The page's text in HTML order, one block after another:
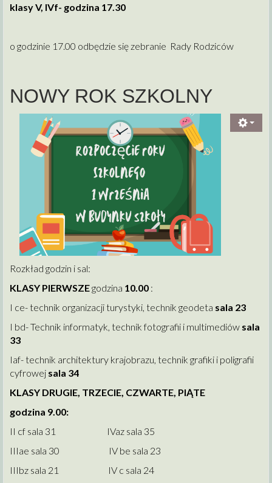
klasy V, IVf- godzina 17.30
o godzinie 17.00 odbędzie się zebranie Rady Rodziców
NOWY ROK SZKOLNY
Rozkład godzin i sal:
KLASY PIERWSZEgodzina 10.00 :
I ce- technik organizacji turystyki, technik geodeta sala 23
I bd- Technik informatyk, technik fotografii i multimediów sala
33
Iaf- technik architektury krajobrazu, technik grafiki i poligrafii
cyfrowej sala 34
KLASY DRUGIE, TRZECIE, CZWARTE, PIĄTE
godzina 9.00:
II cf sala 31 IVaz sala 35
IIIae sala 30 IV be sala 23
IIIbz sala 21 IV c sala 24